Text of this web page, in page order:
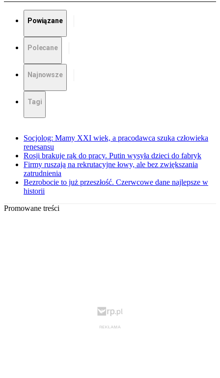
Powiązane
Polecane
Najnowsze
Tagi
Socjolog: Mamy XXI wiek, a pracodawca szuka człowieka
renesansu
Rosji brakuje rąk do pracy. Putin wysyła dzieci do fabryk
Firmy ruszają na rekrutacyjne łowy, ale bez zwiększania
zatrudnienia
Bezrobocie to już przeszłość. Czerwcowe dane najlepsze w
historii
Promowane treści